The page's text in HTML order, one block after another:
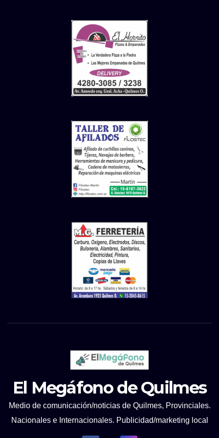
El Megáfono de Quilmes
Medio de comunicación/noticias de Quilmes, Provinciales.
Nacionales e Internacionales. Publicidad/marketing local